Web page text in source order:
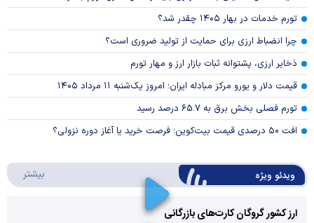
تورم خدمات در بهار ۱۴۰۵ چقدر شد؟
چرا انضباط ارزی برای حمایت از تولید ضروری است؟
ذخایر ارزی، پشتوانه ثبات بازار ارز و مهار تورم
قیمت دلار و یورو مرکز مبادله ایران؛ امروز یک‌شنبه ۱۱ مرداد ۱۴۰۵
تورم فصلی بخش برق به ۶۵.۷ درصد رسید
افت ۵۰ درصدی قیمت بیت‌کوین؛ فرصت خرید یا آغاز دوره نزولی؟
ویدئو ویژه بیشتر
ارز کشور گروگان کارت‌های بازرگانی